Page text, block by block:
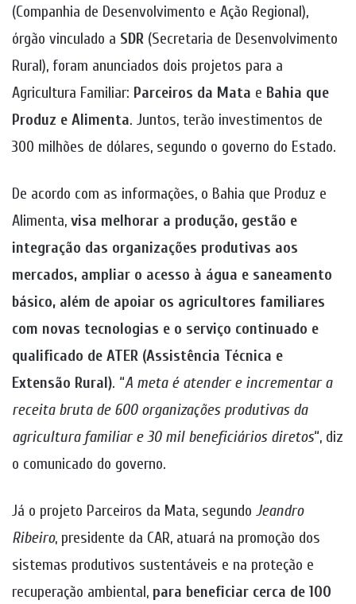
(Companhia de Desenvolvimento e Ação Regional),
órgão vinculado a SDR (Secretaria de Desenvolvimento
Rural), foram anunciados dois projetos para a
Agricultura Familiar: Parceiros da Mata e Bahia que
Produz e Alimenta. Juntos, terão investimentos de
300 milhões de dólares, segundo o governo do Estado.
De acordo com as informações, o Bahia que Produz e
Alimenta, visa melhorar a produção, gestão e
integração das organizações produtivas aos
mercados, ampliar o acesso à água e saneamento
básico, além de apoiar os agricultores familiares
com novas tecnologias e o serviço continuado e
qualificado de ATER (Assistência Técnica e
Extensão Rural). “A meta é atender e incrementar a
receita bruta de 600 organizações produtivas da
agricultura familiar e 30 mil beneficiários diretos“, diz
o comunicado do governo.
Já o projeto Parceiros da Mata, segundo Jeandro
Ribeiro, presidente da CAR, atuará na promoção dos
sistemas produtivos sustentáveis e na proteção e
recuperação ambiental, para beneficiar cerca de 100